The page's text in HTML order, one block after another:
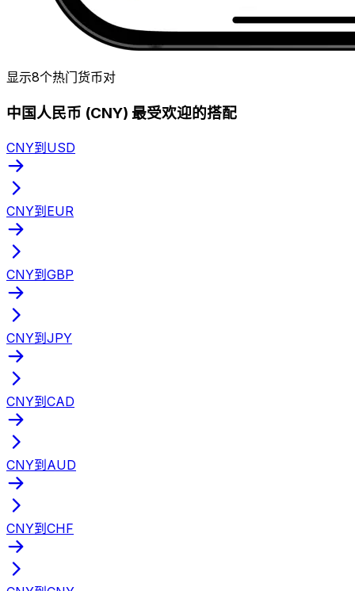
显示8个热门货币对
中国人民币 (CNY) 最受欢迎的搭配
CNY到USD
CNY到EUR
CNY到GBP
CNY到JPY
CNY到CAD
CNY到AUD
CNY到CHF